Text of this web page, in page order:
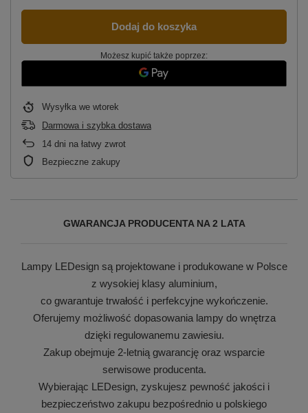
Dodaj do koszyka
Możesz kupić także poprzez:
Wysyłka we wtorek
Darmowa i szybka dostawa
14 dni na łatwy zwrot
Bezpieczne zakupy
GWARANCJA PRODUCENTA NA 2 LATA
Lampy LEDesign są projektowane i produkowane w Polsce
z wysokiej klasy aluminium,
co gwarantuje trwałość i perfekcyjne wykończenie.
Oferujemy możliwość dopasowania lampy do wnętrza
dzięki regulowanemu zawiesiu.
Zakup obejmuje 2-letnią gwarancję oraz wsparcie
serwisowe producenta.
Wybierając LEDesign, zyskujesz pewność jakości i
bezpieczeństwo zakupu bezpośrednio u polskiego